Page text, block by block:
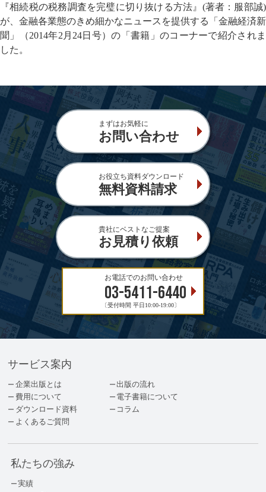
『相続税の税務調査を完璧に切り抜ける方法』(著者：服部誠)
が、金融各業態のきめ細かなニュースを提供する「金融経済新
聞」（2014年2月24日号）の「書籍」のコーナーで紹介されま
した。
まずはお気軽に
お問い合わせ
お役立ち資料ダウンロード
無料資料請求
貴社にベストなご提案
お見積り依頼
お電話でのお問い合わせ
03-5411-6440
〔受付時間 平日10:00-19:00〕
サービス案内
企業出版とは
出版の流れ
費用について
電子書籍について
ダウンロード資料
コラム
よくあるご質問
私たちの強み
実績